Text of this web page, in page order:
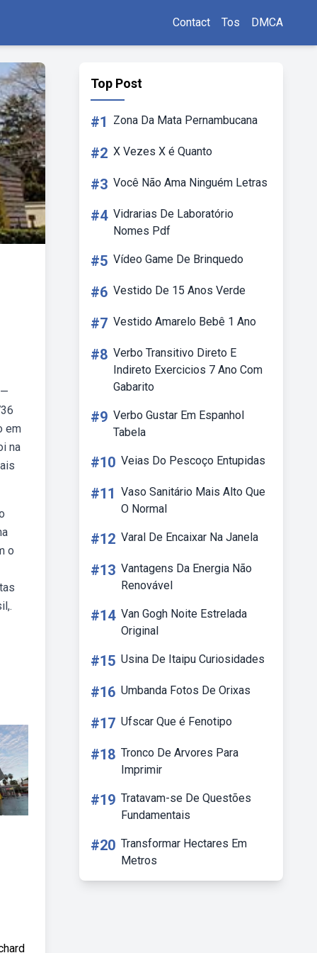
Contact Tos DMCA
em
na
o
Top Post
#1 Zona Da Mata Pernambucana
#2 X Vezes X é Quanto
#3 Você Não Ama Ninguém Letras
#4 Vidrarias De Laboratório
Nomes Pdf
#5 Vídeo Game De Brinquedo
#6 Vestido De 15 Anos Verde
#7 Vestido Amarelo Bebê 1 Ano
#8 Verbo Transitivo Direto E
Indireto Exercicios 7 Ano Com
Gabarito
#9 Verbo Gustar Em Espanhol
Tabela
#10 Veias Do Pescoço Entupidas
#11 Vaso Sanitário Mais Alto Que
O Normal
#12 Varal De Encaixar Na Janela
#13 Vantagens Da Energia Não
Renovável
#14 Van Gogh Noite Estrelada
Original
#15 Usina De Itaipu Curiosidades
#16 Umbanda Fotos De Orixas
#17 Ufscar Que é Fenotipo
#18 Tronco De Arvores Para
Imprimir
#19 Tratavam-se De Questões
Fundamentais
#20 Transformar Hectares Em
Metros